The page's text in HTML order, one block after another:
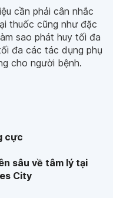
cần phải cân nhắc
thuốc cũng như đặc
sao phát huy tối đa
đa các tác dụng phụ
cho người bệnh.
cực
sâu về tâm lý tại
City